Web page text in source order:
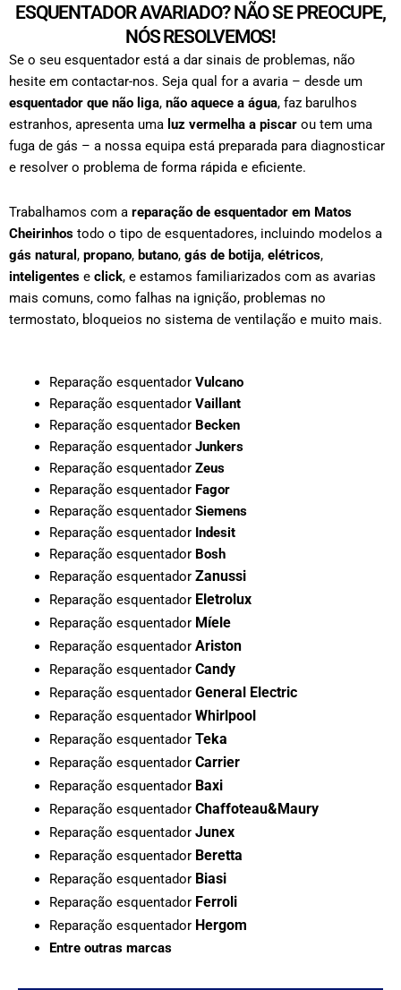
ESQUENTADOR AVARIADO? NÃO SE PREOCUPE,
NÓS RESOLVEMOS!
Se o seu esquentador está a dar sinais de problemas, não
hesite em contactar-nos. Seja qual for a avaria – desde um
esquentador que não liga, não aquece a água, faz barulhos
estranhos, apresenta uma luz vermelha a piscar ou tem uma
fuga de gás – a nossa equipa está preparada para diagnosticar
e resolver o problema de forma rápida e eficiente.
Trabalhamos com a reparação de esquentador em Matos
Cheirinhos todo o tipo de esquentadores, incluindo modelos a
gás natural , propano, butano, gás de botija, elétricos,
inteligentes e click, e estamos familiarizados com as avarias
mais comuns, como falhas na ignição, problemas no
termostato, bloqueios no sistema de ventilação e muito mais.
Reparação esquentador Vulcano
Reparação esquentador Vaillant
Reparação esquentador Becken
Reparação esquentador Junkers
Reparação esquentador Zeus
Reparação esquentador Fagor
Reparação esquentador Siemens
Reparação esquentador Indesit
Reparação esquentador Bosh
Reparação esquentador Zanussi
Reparação esquentador Eletrolux
Reparação esquentador Míele
Reparação esquentador Ariston
Reparação esquentador Candy
Reparação esquentador General Electric
Reparação esquentador Whirlpool
Reparação esquentador Teka
Reparação esquentador Carrier
Reparação esquentador Baxi
Reparação esquentador Chaffoteau&Maury
Reparação esquentador Junex
Reparação esquentador Beretta
Reparação esquentador Biasi
Reparação esquentador Ferroli
Reparação esquentador Hergom
Entre outras marcas